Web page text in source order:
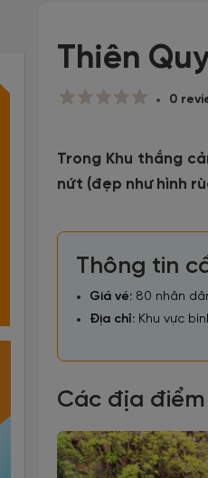
Thiên
0
Trong Khu thắng
nứt (đẹp như hình
Thông tin
Giá vé: 80 nhân
Địa chỉ: Khu vực
Các địa